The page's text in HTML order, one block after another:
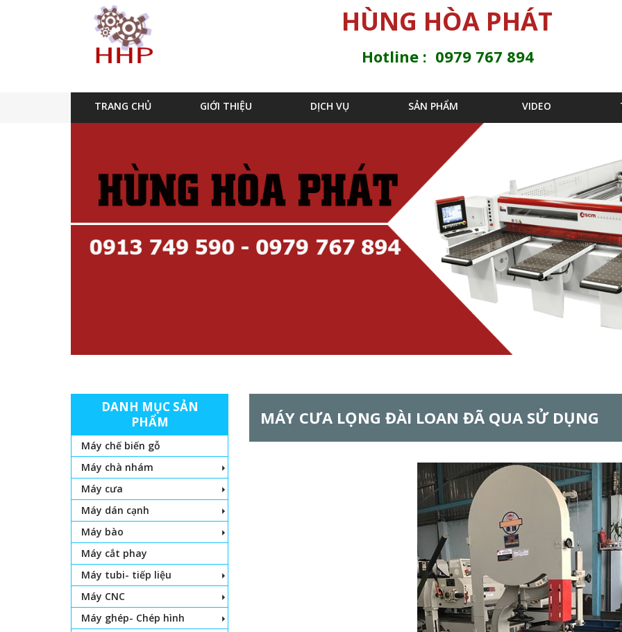
Jump to navigation
HÙNG HÒA PHÁT
Hotline : 0979 767 894
TRANG CHỦ GIỚI THIỆU DỊCH VỤ SẢN PHẨM VIDEO
MÁY CƯA LỌNG ĐÀI LOAN ĐÃ QUA SỬ DỤNG
DANH MỤC SẢN
PHẨM
Máy chế biến gỗ
Máy chà nhám
Máy cưa
Máy dán cạnh
Máy bào
Máy cắt phay
Máy tubi- tiếp liệu
Máy CNC
Máy ghép- Chép hình